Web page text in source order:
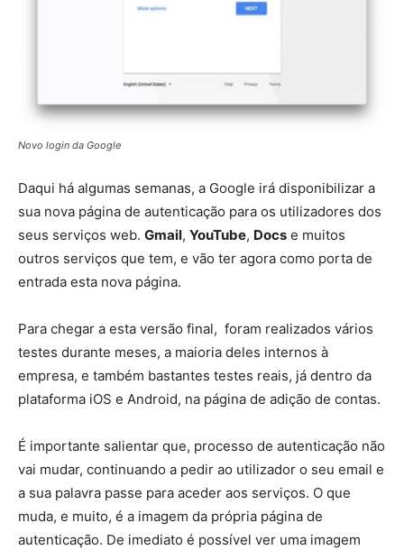
Novo login da Google
Daqui há algumas semanas, a Google irá disponibilizar a
sua nova página de autenticação para os utilizadores dos
seus serviços web. Gmail, YouTube, Docs e muitos
outros serviços que tem, e vão ter agora como porta de
entrada esta nova página.
Para chegar a esta versão final, foram realizados vários
testes durante meses, a maioria deles internos à
empresa, e também bastantes testes reais, já dentro da
plataforma iOS e Android, na página de adição de contas.
É importante salientar que, processo de autenticação não
vai mudar, continuando a pedir ao utilizador o seu email e
a sua palavra passe para aceder aos serviços. O que
muda, e muito, é a imagem da própria página de
autenticação. De imediato é possível ver uma imagem